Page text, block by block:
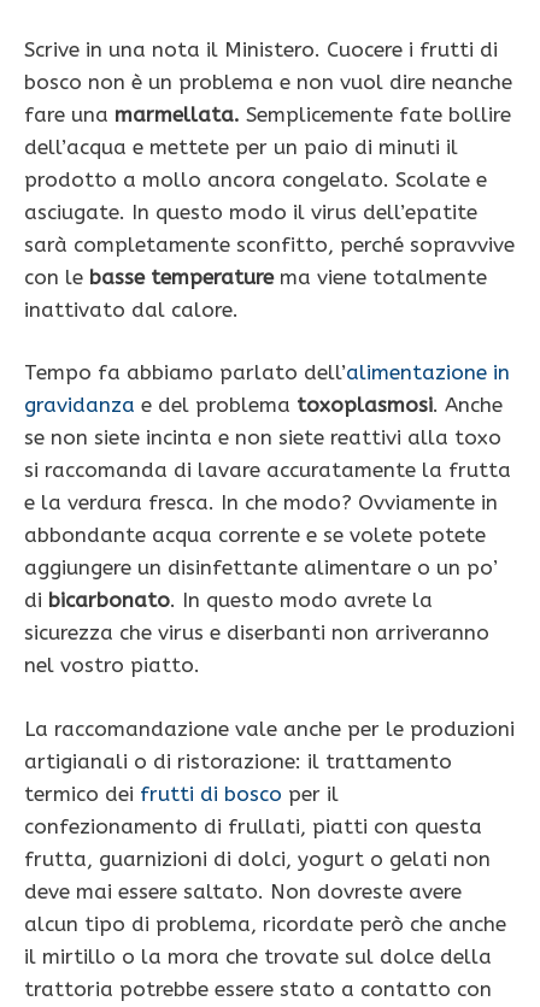
Scrive in una nota il Ministero. Cuocere i frutti di
bosco non è un problema e non vuol dire neanche
fare una marmellata. Semplicemente fate bollire
dell’acqua e mettete per un paio di minuti il
prodotto a mollo ancora congelato. Scolate e
asciugate. In questo modo il virus dell’epatite
sarà completamente sconfitto, perché sopravvive
con le basse temperaturema viene totalmente
inattivato dal calore.
Tempo fa abbiamo parlato dell’alimentazione in
gravidanza e del problema toxoplasmosi. Anche
se non siete incinta e non siete reattivi alla toxo
si raccomanda di lavare accuratamente la frutta
e la verdura fresca. In che modo? Ovviamente in
abbondante acqua corrente e se volete potete
aggiungere un disinfettante alimentare o un po’
di bicarbonato. In questo modo avrete la
sicurezza che virus e diserbanti non arriveranno
nel vostro piatto.
La raccomandazione vale anche per le produzioni
artigianali o di ristorazione: il trattamento
termico dei frutti di bosco per il
confezionamento di frullati, piatti con questa
frutta, guarnizioni di dolci, yogurt o gelati non
deve mai essere saltato. Non dovreste avere
alcun tipo di problema, ricordate però che anche
il mirtillo o la mora che trovate sul dolce della
trattoria potrebbe essere stato a contatto con